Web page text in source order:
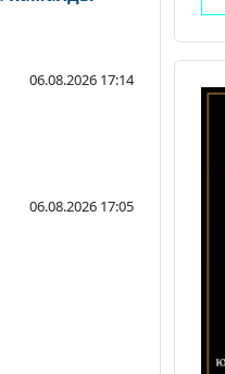
06.08.2026 17:14
06.08.2026 17:05